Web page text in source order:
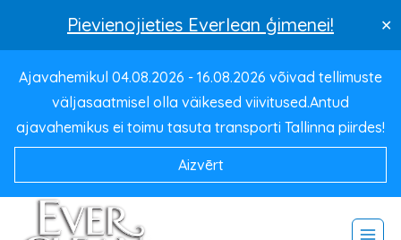
Pievienojieties Everlean ģimenei! ✕
Ajavahemikul 04.08.2026 - 16.08.2026 võivad tellimuste
väljasaatmisel olla väikesed viivitused.Antud
ajavahemikus ei toimu tasuta transporti Tallinna piirdes!
Aizvērt